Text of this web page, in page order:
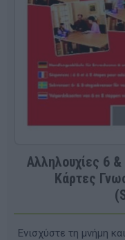
Αλληλουχίες 6
Κάρτες
Ενισχύστε τη μνήμη